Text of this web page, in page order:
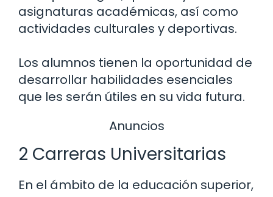
asignaturas académicas, así como
actividades culturales y deportivas.
Los alumnos tienen la oportunidad de
desarrollar habilidades esenciales
que les serán útiles en su vida futura.
Anuncios
2 Carreras Universitarias
En el ámbito de la educación superior,